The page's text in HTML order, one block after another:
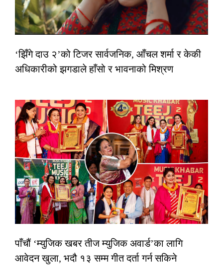
‘झिँगे दाउ २’को टिजर सार्वजनिक, आँचल शर्मा र केकी
अधिकारीको झगडाले हाँसो र भावनाको मिश्रण
पाँचौं ‘म्युजिक खबर तीज म्युजिक अवार्ड’का लागि
आवेदन खुला, भदौ १३ सम्म गीत दर्ता गर्न सकिने